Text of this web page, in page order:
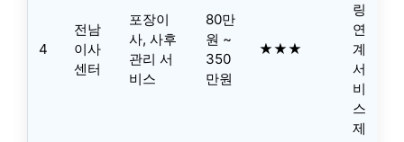
4
전남
이사
센터
포장이
사, 사후
관리 서
비스
80만
원 ~
350
만원
★★★
링
연
계
서
비
스
제